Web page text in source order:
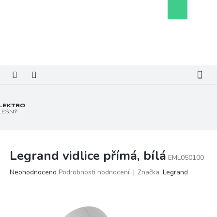
košík
Legrand vidlice přímá, bílá EML050100
Průměrné
Neohodnoceno Podrobnosti hodnocení Značka: Legrand